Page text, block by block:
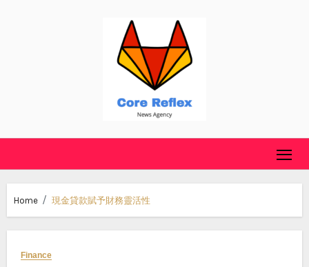
Home 現金貸款賦予財務靈活性
Finance